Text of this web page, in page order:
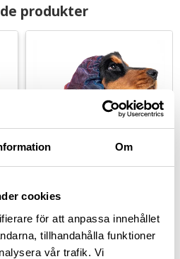
Om
cookies
för att anpassa innehållet
tillhandahålla funktioner
vår trafik. Vi
produkter
Skyddar hundens öron och päls kring nacken. Finns i två storlekar
Show Tech Snood Luxe
Galaxy öronskydd - lila
Skyddar hundens öron och päls kring nacken. Finns i två storlekar
169 kr